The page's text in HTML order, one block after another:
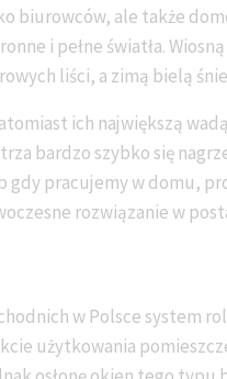
biurowców, ale także
i pełne światła.
liści, a zimą bielą
ich największą
bardzo szybko się
pracujemy w domu,
rozwiązanie w
w Polsce system
użytkowania